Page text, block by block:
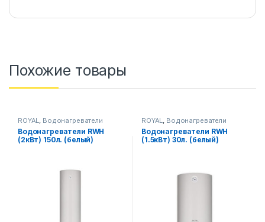
Похожие товары
ROYAL, Водонагреватели
Водонагреватели RWH
(2кВт) 150л. (белый)
ROYAL, Водонагреватели
Водонагреватели RWH
(1.5кВт) 30л. (белый)